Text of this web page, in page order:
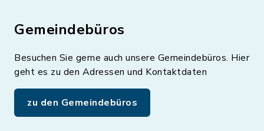
Gemeindebüros
Besuchen Sie gerne auch unsere Gemeindebüros. Hier
geht es zu den Adressen und Kontaktdaten
zu den Gemeindebüros